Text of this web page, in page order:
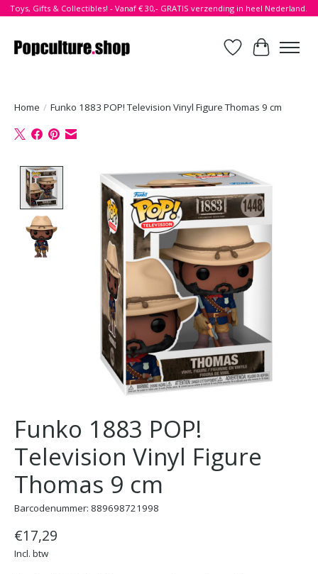
Toys, Gifts & Collectibles! - Vanaf € 30,- GRATIS verzending in heel Nederland.
Verlanglijst
Home / Funko 1883 POP! Television Vinyl Figure Thomas 9 cm
Product image slideshow Items
Funko 1883 POP!
Television Vinyl Figure
Thomas 9 cm
Barcodenummer: 889698721998
€17,29
Incl. btw